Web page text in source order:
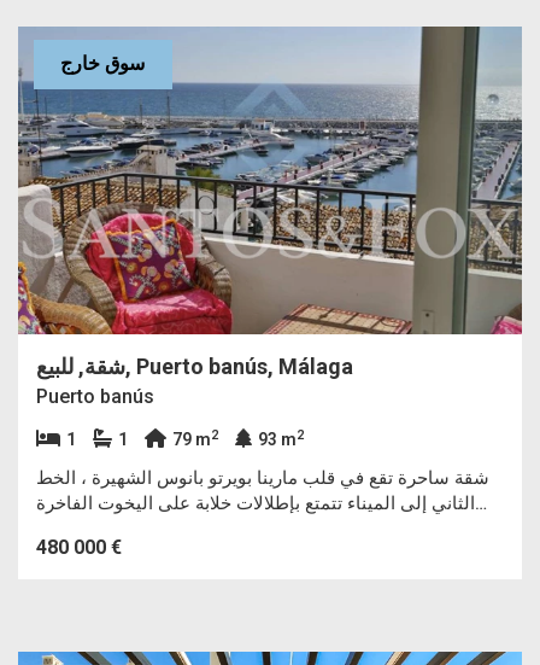
سوق خارج
شقة, للبيع, Puerto banús, Málaga
Puerto banús
1 1 79 m2 93 m2
شقة ساحرة تقع في قلب مارينا بويرتو بانوس الشهيرة ، الخط
الثاني إلى الميناء تتمتع بإطلالات خلابة على اليخوت الفاخرة
480 000 €